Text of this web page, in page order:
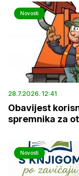
Novosti
28.7.2026. 12:41
Obavijest
spremnika za
Novosti